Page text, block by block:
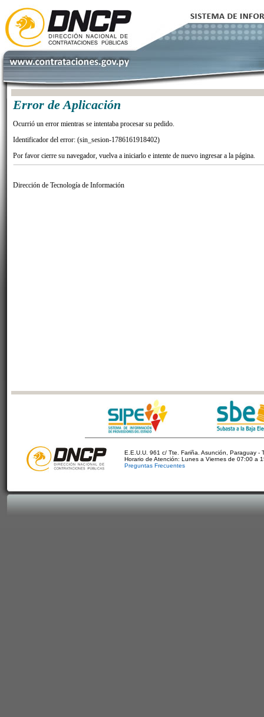
Error de Aplicación
Ocurrió un error mientras se intentaba procesar su pedido.
Identificador del error: (sin_sesion-1786161918402)
Por favor cierre su navegador, vuelva a iniciarlo e intente de nuevo ingresar a la página.
Dirección de Tecnología de Información
E.E.U.U. 961 c/ Tte. Fariña. Asunción, Paraguay -
Horario de Atención: Lunes a Viernes de 07:00 a
Preguntas Frecuentes